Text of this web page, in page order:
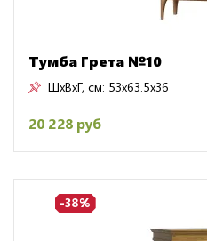
Тумба Грета №10
ШxВxГ, см: 53x63.5x36
20 228 руб
-38%